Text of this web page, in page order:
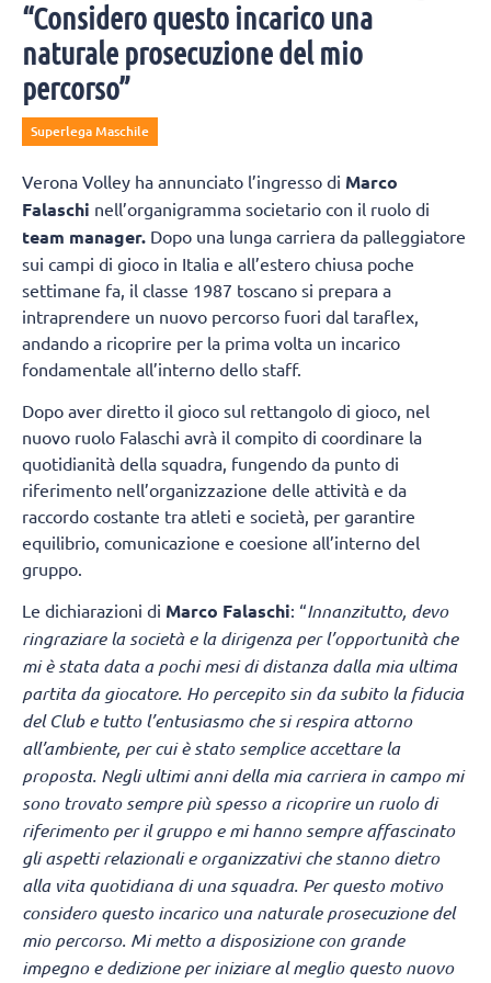
“Considero questo incarico una
naturale prosecuzione del mio
percorso”
Superlega Maschile
Verona Volley ha annunciato l’ingresso di Marco
Falaschi nell’organigramma societario con il ruolo di
team manager. Dopo una lunga carriera da palleggiatore
sui campi di gioco in Italia e all’estero chiusa poche
settimane fa, il classe 1987 toscano si prepara a
intraprendere un nuovo percorso fuori dal taraflex,
andando a ricoprire per la prima volta un incarico
fondamentale all’interno dello staff.
Dopo aver diretto il gioco sul rettangolo di gioco, nel
nuovo ruolo Falaschi avrà il compito di coordinare la
quotidianità della squadra, fungendo da punto di
riferimento nell’organizzazione delle attività e da
raccordo costante tra atleti e società, per garantire
equilibrio, comunicazione e coesione all’interno del
gruppo.
Le dichiarazioni di Marco Falaschi: “Innanzitutto, devo
ringraziare la società e la dirigenza per l’opportunità che
mi è stata data a pochi mesi di distanza dalla mia ultima
partita da giocatore. Ho percepito sin da subito la fiducia
del Club e tutto l’entusiasmo che si respira attorno
all’ambiente, per cui è stato semplice accettare la
proposta. Negli ultimi anni della mia carriera in campo mi
sono trovato sempre più spesso a ricoprire un ruolo di
riferimento per il gruppo e mi hanno sempre affascinato
gli aspetti relazionali e organizzativi che stanno dietro
alla vita quotidiana di una squadra. Per questo motivo
considero questo incarico una naturale prosecuzione del
mio percorso. Mi metto a disposizione con grande
impegno e dedizione per iniziare al meglio questo nuovo